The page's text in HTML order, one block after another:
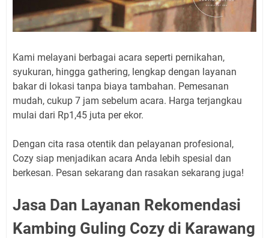
Kami melayani berbagai acara seperti pernikahan,
syukuran, hingga gathering, lengkap dengan layanan
bakar di lokasi tanpa biaya tambahan. Pemesanan
mudah, cukup 7 jam sebelum acara. Harga terjangkau
mulai dari Rp1,45 juta per ekor.
Dengan cita rasa otentik dan pelayanan profesional,
Cozy siap menjadikan acara Anda lebih spesial dan
berkesan. Pesan sekarang dan rasakan sekarang juga!
Jasa Dan Layanan Rekomendasi
Kambing Guling Cozy di Karawang